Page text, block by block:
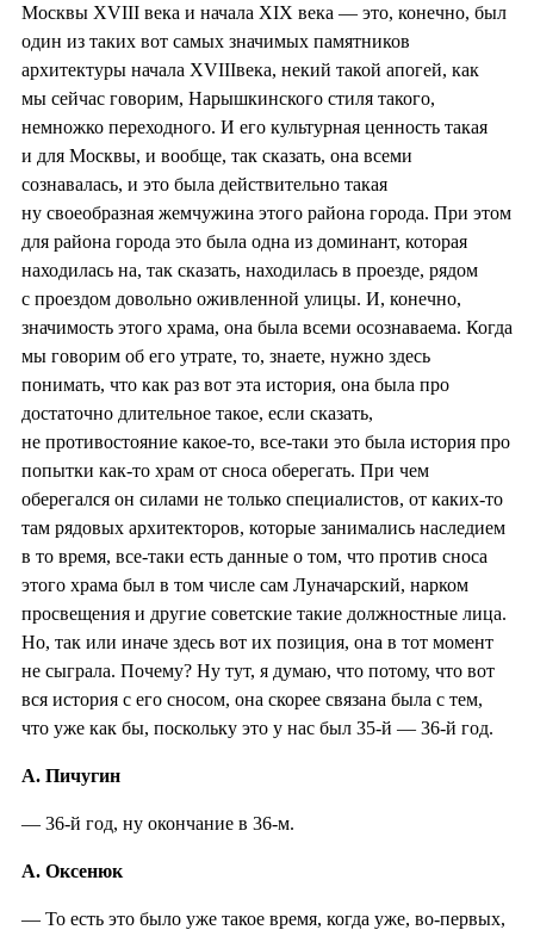
Москвы XVIII века и начала XIX века — это, конечно, был
один из таких вот самых значимых памятников
архитектуры начала XVIIIвека, некий такой апогей, как
мы сейчас говорим, Нарышкинского стиля такого,
немножко переходного. И его культурная ценность такая
и для Москвы, и вообще, так сказать, она всеми
сознавалась, и это была действительно такая
ну своеобразная жемчужина этого района города. При этом
для района города это была одна из доминант, которая
находилась на, так сказать, находилась в проезде, рядом
с проездом довольно оживленной улицы. И, конечно,
значимость этого храма, она была всеми осознаваема. Когда
мы говорим об его утрате, то, знаете, нужно здесь
понимать, что как раз вот эта история, она была про
достаточно длительное такое, если сказать,
не противостояние какое-то, все-таки это была история про
попытки как-то храм от сноса оберегать. При чем
оберегался он силами не только специалистов, от каких-то
там рядовых архитекторов, которые занимались наследием
в то время, все-таки есть данные о том, что против сноса
этого храма был в том числе сам Луначарский, нарком
просвещения и другие советские такие должностные лица.
Но, так или иначе здесь вот их позиция, она в тот момент
не сыграла. Почему? Ну тут, я думаю, что потому, что вот
вся история с его сносом, она скорее связана была с тем,
что уже как бы, поскольку это у нас был 35-й — 36-й год.
А. Пичугин
— 36-й год, ну окончание в 36-м.
А. Оксенюк
— То есть это было уже такое время, когда уже, во-первых,